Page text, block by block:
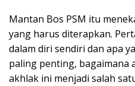
Mantan Bos PSM itu
yang harus diterapkan.
dalam diri sendiri dan apa
paling penting, bagaimana
akhlak ini menjadi salah